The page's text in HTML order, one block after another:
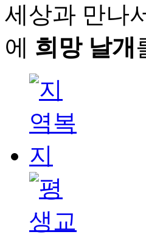
세상과 만나
에 희망 날개